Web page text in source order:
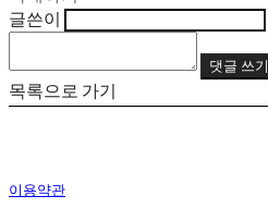
글쓴이
댓글 쓰기
목록으로 가기
이용약관